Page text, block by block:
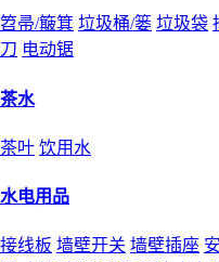
笤帚/簸箕 垃圾桶/篓 垃圾袋
刀 电动锯
茶水
茶叶 饮用水
水电用品
接线板 墙壁开关 墙壁插座